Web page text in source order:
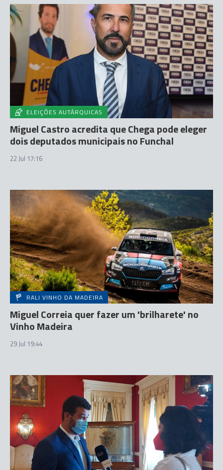
ELEIÇÕES AUTÁRQUICAS
Miguel Castro acredita que Chega pode eleger
dois deputados municipais no Funchal
22 Jul 17:16
RALI VINHO DA MADEIRA
Miguel Correia quer fazer um 'brilharete' no
Vinho Madeira
29 Jul 19:44